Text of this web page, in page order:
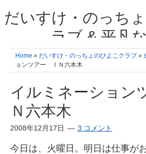
だいすけ・のっち
ラブ & 平凡
我が家の3人のひよこ成長日記と雑記 何十年
こ達とこの成長記を読み返すことを夢見て。
の楽しいこと、便利グッ
Home » だいすけ・のっちょのひよこクラブ »
ョンツアー ＩＮ六本木
イルミネーション
Ｎ六本木
2008年12月17日 3 コメント
今日は、火曜日。明日は仕事がお